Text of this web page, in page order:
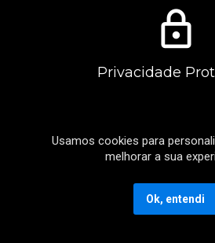
Compra
Privacidade
Usamos cookies para
melhorar a sua
Ok, entendi